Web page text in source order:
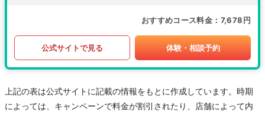
おすすめコース料金 7,678円
公式サイトで見る 体験・相談予約
上記の表は公式サイトに記載の情報をもとに作成しています。時期
によっては、キャンペーンで料金が割引されたり、店舗によって内